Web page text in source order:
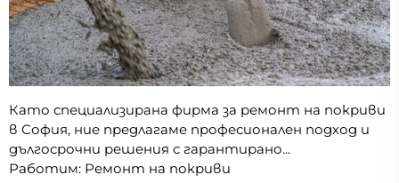
Като специализирана фирма за ремонт на покриви
в София, ние предлагаме професионален подход и
дългосрочни решения с гарантирано...
Работим: Ремонт на покриви